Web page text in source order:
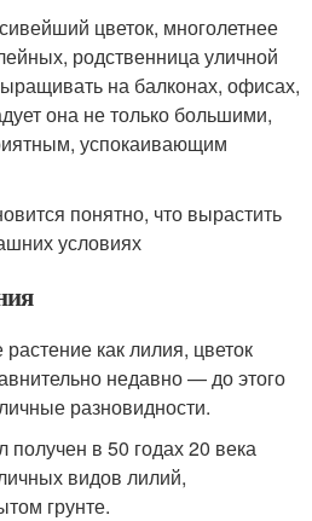
цветок, многолетнее
родственница уличной
на балконах, офисах,
она не только большими,
успокаивающим
понятно, что вырастить
условиях
как лилия, цветок
недавно — до этого
разновидности.
в 50 годах 20 века
видов лилий,
грунте.